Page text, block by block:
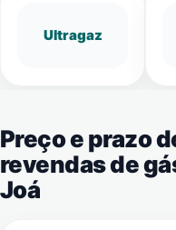
Ultragaz
Preço e prazo
revendas de
Joá